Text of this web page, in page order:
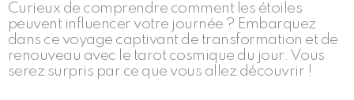
Curieux de comprendre comment les étoiles
peuvent influencer votre journée ? Embarquez
dans ce voyage captivant de transformation et de
renouveau avec le tarot cosmique du jour. Vous
serez surpris par ce que vous allez découvrir !